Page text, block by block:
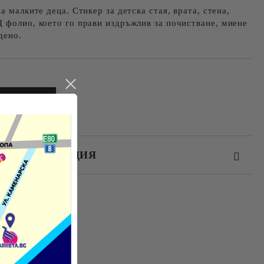
малките деца. Стикер за детска стая, врата, стена,
което го прави издръжлив за почистване, миене
РЕГИСТРАЦИЯ
на работния ден.